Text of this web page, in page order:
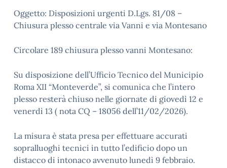
Oggetto: Disposizioni urgenti D.Lgs. 81/08 –
Chiusura plesso centrale via Vanni e via Montesano
Circolare 189 chiusura plesso vanni Montesano:
Su disposizione dell’Ufficio Tecnico del Municipio
Roma XII “Monteverde”, si comunica che l’intero
plesso resterà chiuso nelle giornate di giovedì 12 e
venerdì 13 ( nota CQ – 18056 dell’11/02/2026).
La misura è stata presa per effettuare accurati
sopralluoghi tecnici in tutto l’edificio dopo un
distacco di intonaco avvenuto lunedì 9 febbraio.